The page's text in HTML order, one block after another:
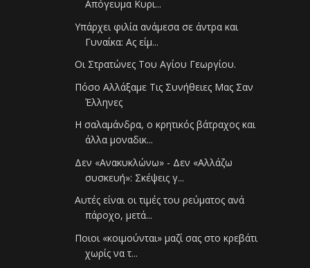
Απόγευμα Κυρι...
Υπάρχει φιλία ανάμεσα σε άντρα και
Γυναίκα: Ας είμ...
Οι Στρατώνες Του Αγίου Γεωργίου.
Πόσο Αλλάξαμε Τις Συνήθειες Μας Σαν
Έλληνες
Η σαλαμάνδρα, ο κρητικός βάτραχος και
άλλα μοναδικ...
Δεν «Ανακυκλώνω» - Δεν «Αλλάζω
συσκευή»: Σκέψεις γ...
Αυτές είναι οι τιμές του ρεύματος ανά
πάροχο, μετά...
Ποιοι «κοιμούνται» μαζί σας στο κρεβάτι
χωρίς να τ...